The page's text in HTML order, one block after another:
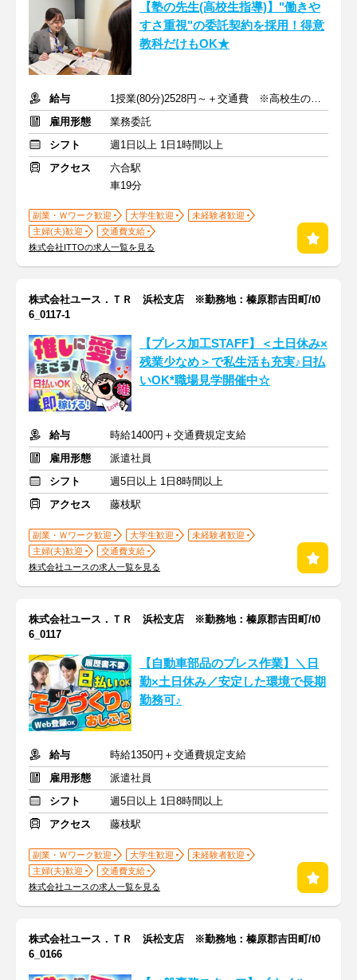
【塾の先生(高校生指導)】"働きや
すさ重視"の委託契約を採用！得意
教科だけもOK★
給与
1授業(80分)2528円～＋交通費 ※高校生の場合
雇用形態
業務委託
シフト
週1日以上 1日1時間以上
アクセス
六合駅
車19分
副業・Ｗワーク歓迎 大学生歓迎
未経験者歓迎
主婦(夫)歓迎
交通費支給
株式会社ITTOの求人一覧を見る
株式会社ユース．ＴＲ 浜松支店 ※勤務地：榛原郡吉田町/t0
6_0117-1
【プレス加工STAFF】＜土日休み×
残業少なめ＞で私生活も充実♪日払
いOK*職場見学開催中☆
給与
時給1400円＋交通費規定支給
雇用形態
派遣社員
シフト
週5日以上 1日8時間以上
アクセス
藤枝駅
副業・Ｗワーク歓迎 大学生歓迎
未経験者歓迎
主婦(夫)歓迎
交通費支給
株式会社ユースの求人一覧を見る
株式会社ユース．ＴＲ 浜松支店 ※勤務地：榛原郡吉田町/t0
6_0117
【自動車部品のプレス作業】＼日
勤×土日休み／安定した環境で長期
勤務可♪
給与
時給1350円＋交通費規定支給
雇用形態
派遣社員
シフト
週5日以上 1日8時間以上
アクセス
藤枝駅
副業・Ｗワーク歓迎 大学生歓迎
未経験者歓迎
主婦(夫)歓迎
交通費支給
株式会社ユースの求人一覧を見る
株式会社ユース．ＴＲ 浜松支店 ※勤務地：榛原郡吉田町/t0
6_0166